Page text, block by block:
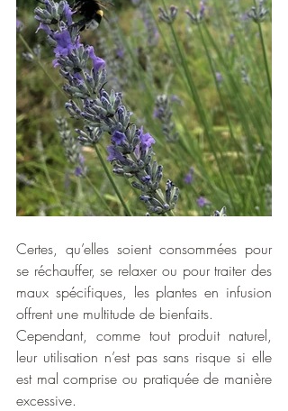
Certes, qu’elles soient consommées pour
se réchauffer, se relaxer ou pour traiter des
maux spécifiques, les plantes en infusion
offrent une multitude de bienfaits.
Cependant, comme tout produit naturel,
leur utilisation n’est pas sans risque si elle
est mal comprise ou pratiquée de manière
excessive.